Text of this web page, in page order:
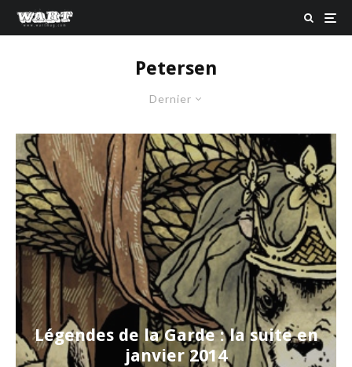
Petersen
Dernier
Légendes de la Garde : la suite en
janvier 2014